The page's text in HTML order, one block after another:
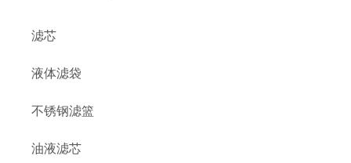
滤芯
液体滤袋
不锈钢滤篮
油液滤芯